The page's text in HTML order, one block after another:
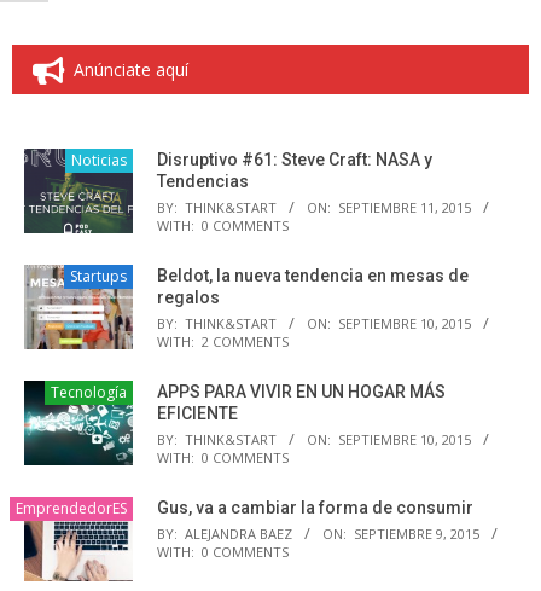
Anúnciate aquí
Noticias
Disruptivo #61: Steve Craft: NASA y
Tendencias
BY: THINK&START ON: SEPTIEMBRE 11, 2015
WITH: 0 COMMENTS
Startups
Beldot, la nueva tendencia en mesas de
regalos
BY: THINK&START ON: SEPTIEMBRE 10, 2015
WITH: 2 COMMENTS
Tecnología
APPS PARA VIVIR EN UN HOGAR MÁS
EFICIENTE
BY: THINK&START ON: SEPTIEMBRE 10, 2015
WITH: 0 COMMENTS
EmprendedorES Gus, va a cambiar la forma de consumir
BY: ALEJANDRA BAEZ ON: SEPTIEMBRE 9, 2015
WITH: 0 COMMENTS